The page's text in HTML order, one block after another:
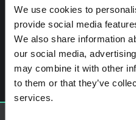
We use cookies to
provide social media
We also share information
our social media,
may combine it with other
to them or that they’ve
services.
Publié le10 juillet 2023 par
Navigation des
%titre
Laisser un
Vous devezvous connecter